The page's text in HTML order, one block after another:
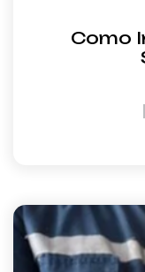
Como